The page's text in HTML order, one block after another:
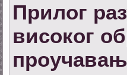
Прилог
високог